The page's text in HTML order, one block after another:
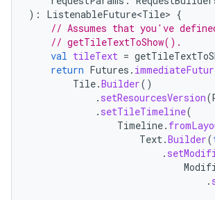
):
ListenableFuture<Tile> {
// Assumes that you've
// getTileTextToShow().
val tileText =
return Futures .
Tile.Builder()
. setResourcesVersion(
. setTileTimeline(
Timeline.
Text.Builder(
.
.